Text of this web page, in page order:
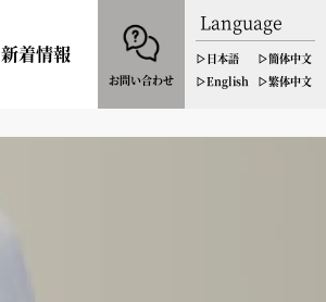
新着情報
お問い合わせ
Language
▷日本語
▷簡体中文
▷English ▷繁体中文